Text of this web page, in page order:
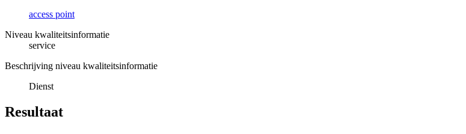
access point
Niveau kwaliteitsinformatie
service
Beschrijving niveau kwaliteitsinformatie
Dienst
Resultaat